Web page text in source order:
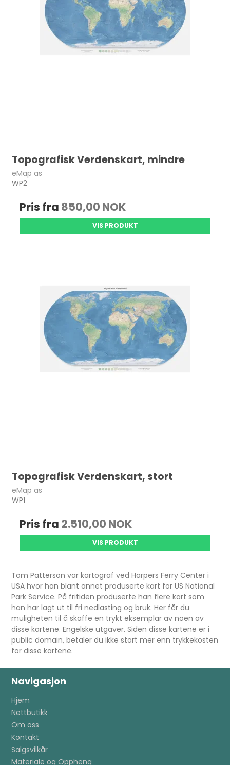
Topografisk Verdenskart, mindre
eMap as
WP2
Pris fra 850,00 NOK
VIS PRODUKT
Topografisk Verdenskart, stort
eMap as
WP1
Pris fra 2.510,00 NOK
VIS PRODUKT
Tom Patterson var kartograf ved Harpers Ferry Center i
USA hvor han blant annet produserte kart for US National
Park Service. På fritiden produserte han flere kart som
han har lagt ut til fri nedlasting og bruk. Her får du
muligheten til å skaffe en trykt eksemplar av noen av
disse kartene. Engelske utgaver. Siden disse kartene er i
public domain, betaler du ikke stort mer enn trykkekosten
for disse kartene.
Navigasjon
Hjem
Nettbutikk
Om oss
Kontakt
Salgsvilkår
Materiale og Oppheng